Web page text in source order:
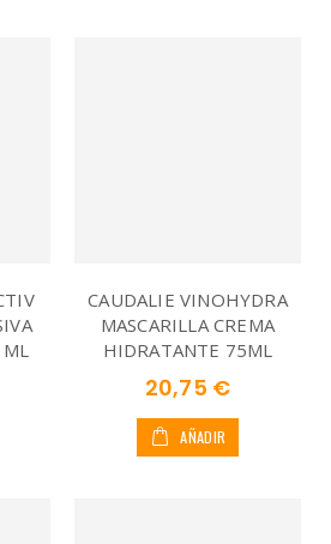
CAUDALIE VINOHYDRA
MASCARILLA CREMA
HIDRATANTE 75ML
20,75 €
AÑADIR